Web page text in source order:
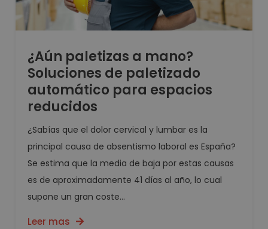
¿Aún paletizas a mano?
Soluciones de paletizado
automático para espacios
reducidos
¿Sabías que el dolor cervical y lumbar es la
principal causa de absentismo laboral es España?
Se estima que la media de baja por estas causas
es de aproximadamente 41 días al año, lo cual
supone un gran coste...
Leer mas